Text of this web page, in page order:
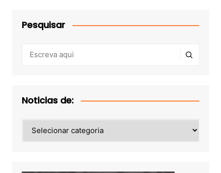
Pesquisar
Noticias de:
de: